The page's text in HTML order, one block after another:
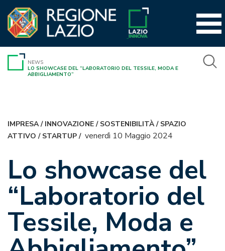
contenuto
NEWS
LO SHOWCASE DEL “LABORATORIO DEL TESSILE, MODA E
ABBIGLIAMENTO”
IMPRESA/ INNOVAZIONE/ SOSTENIBILITÀ/ SPAZIO
ATTIVO / STARTUP/ venerdì 10 Maggio 2024
Lo showcase del
“Laboratorio del
Tessile, Moda e